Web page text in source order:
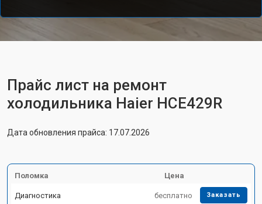
Прайс лист на ремонт
холодильника Haier HCE429R
Дата обновления прайса: 17.07.2026
Поломка Цена
Диагностика бесплатно Заказать